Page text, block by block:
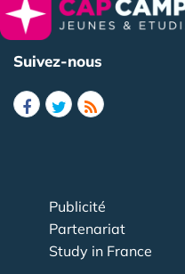
Suivez-nous
Publicité
Partenariat
Study in France